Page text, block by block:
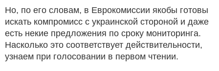
Но, по его словам, в Еврокомиссии якобы готовы
искать компромисс с украинской стороной и даже
есть некие предложения по сроку мониторинга.
Насколько это соответствует действительности,
узнаем при голосовании в первом чтении.